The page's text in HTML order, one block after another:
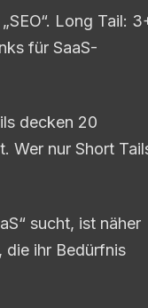
Long Tail:
für SaaS-
decken 20
Wer nur Short
sucht, ist näher
die ihr Bedürfnis